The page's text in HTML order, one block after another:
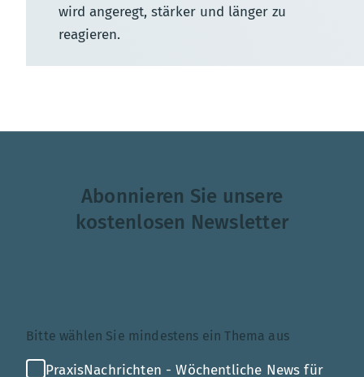
wird angeregt, stärker und länger zu
reagieren.
Abonnieren Sie unsere
kostenlosen Newsletter
Bitte wählen Sie mindestens ein Thema aus
PraxisNachrichten - Wöchentliche News für